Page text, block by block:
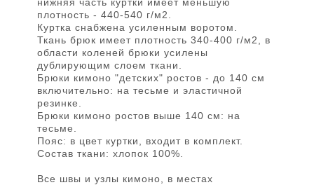
плотность - 440-540 г/м2.
Куртка снабжена усиленным воротом.
Ткань брюк имеет плотность 340-400 г/м2, в
области коленей брюки усилены
дублирующим слоем ткани.
Брюки кимоно "детских" ростов - до 140 см
включительно: на тесьме и эластичной
резинке.
Брюки кимоно ростов выше 140 см: на
тесьме.
Пояс: в цвет куртки, входит в комплект.
Состав ткани: хлопок 100%.
Все швы и узлы кимоно, в местах